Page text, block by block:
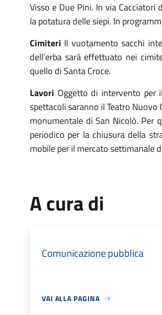
Visso e Due Pini. In via Cacciatori
la potatura delle siepi. In
Cimiteri Il vuotamento sacchi
dell’erba sarà effettuato nei
quello di Santa Croce.
Lavori Oggetto di intervento per il
spettacolisaranno il Teatro Nuovo
monumentale di San Nicolò. Per
periodico per la chiusura della
mobile per il mercato settimanale
A cura di
Comunicazione pubblica
VAI ALLA PAGINA